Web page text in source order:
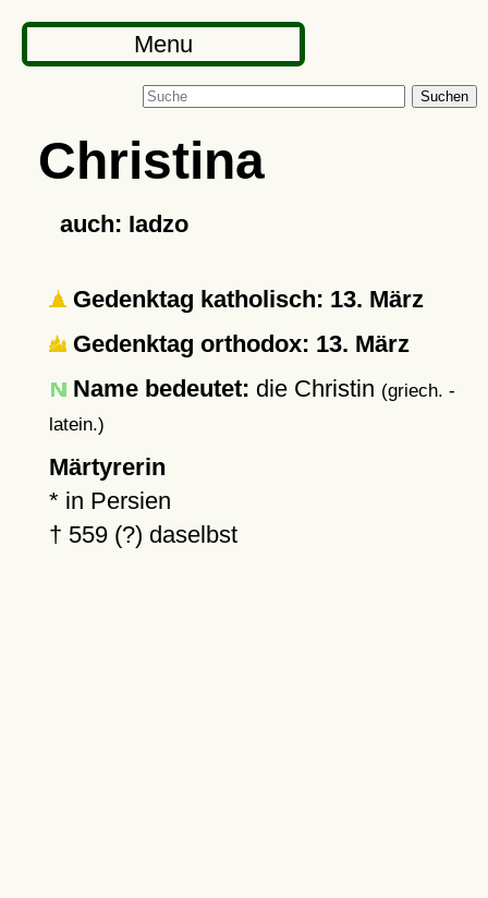
Menu
Suchen
Christina
auch: Iadzo
Gedenktag katholisch: 13. März
Gedenktag orthodox: 13. März
Name bedeutet: die Christin (griech. -
latein.)
Märtyrerin
* in Persien
† 559 (?) daselbst